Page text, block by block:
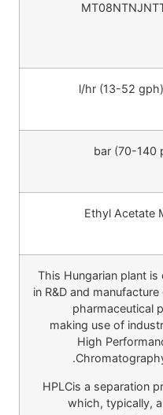
Ethyl Acetate
This Hungarian plant is
in R&D and
pharmaceutical
making use of
High
HPLCis a separation
which, typically,